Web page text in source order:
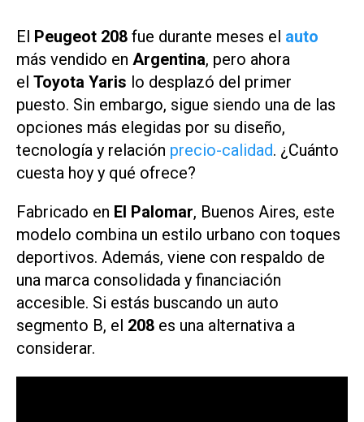
El Peugeot 208 fue durante meses el auto
más vendido en Argentina, pero ahora
el Toyota Yaris lo desplazó del primer
puesto. Sin embargo, sigue siendo una de las
opciones más elegidas por su diseño,
tecnología y relación precio-calidad. ¿Cuánto
cuesta hoy y qué ofrece?
Fabricado en El Palomar, Buenos Aires, este
modelo combina un estilo urbano con toques
deportivos. Además, viene con respaldo de
una marca consolidada y financiación
accesible. Si estás buscando un auto
segmento B, el 208 es una alternativa a
considerar.